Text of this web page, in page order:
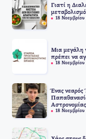
Γιατί η
μεταβολισμό
18
Μια μεγάλη
πρέπει να
18
Ένας νεαρός
18